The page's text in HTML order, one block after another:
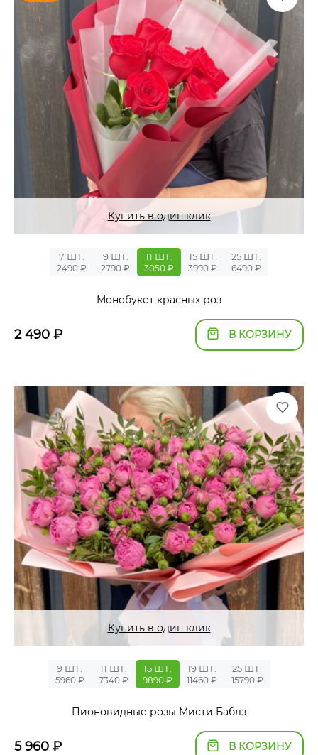
Купить в один клик
7 ШТ.
2490 ₽
9 ШТ.
2790 ₽
11 ШТ.
3050 ₽
15 ШТ.
3990 ₽
25 ШТ.
6490 ₽
Монобукет красных роз
2 490 ₽ В КОРЗИНУ
Купить в один клик
9 ШТ.
5960 ₽
11 ШТ.
7340 ₽
15 ШТ.
9890 ₽
19 ШТ.
11460 ₽
25 ШТ.
15790 ₽
Пионовидные розы Мисти Баблз
5 960 ₽ В КОРЗИНУ